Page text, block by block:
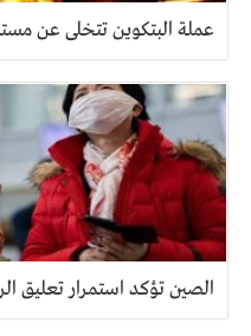
عملة البتكوين تتخلى عن مستويات ال
الصين تؤكد استمرار تعليق